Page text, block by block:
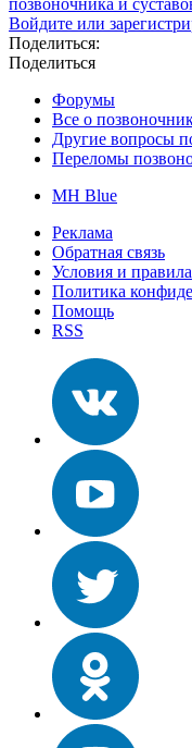
позвоночника и
Войдите или
Поделиться:
Поделиться
Форумы
Все о
Другие вопросы
Переломы
MH Blue
Реклама
Обратная связь
Условия и правила
Политика
Помощь
RSS